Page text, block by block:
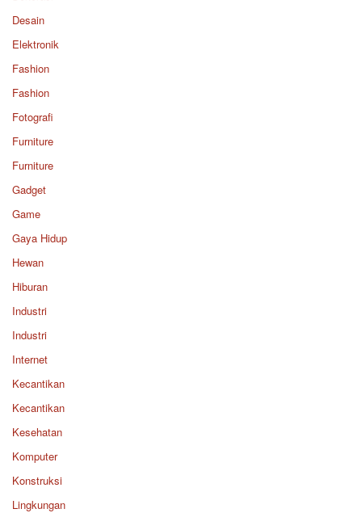
Desain
Elektronik
Fashion
Fashion
Fotografi
Furniture
Furniture
Gadget
Game
Gaya Hidup
Hewan
Hiburan
Industri
Industri
Internet
Kecantikan
Kecantikan
Kesehatan
Komputer
Konstruksi
Lingkungan